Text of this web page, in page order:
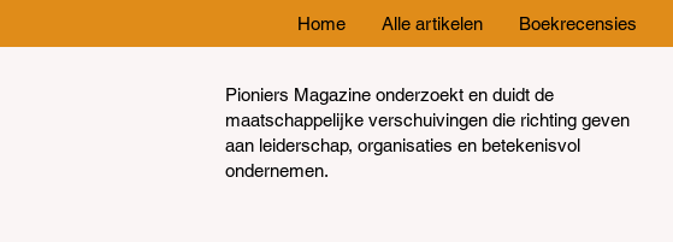
Home Alle artikelen Boekrecensies
Pioniers Magazine onderzoekt en duidt de
maatschappelijke verschuivingen die richting geven
aan leiderschap, organisaties en betekenisvol
ondernemen.